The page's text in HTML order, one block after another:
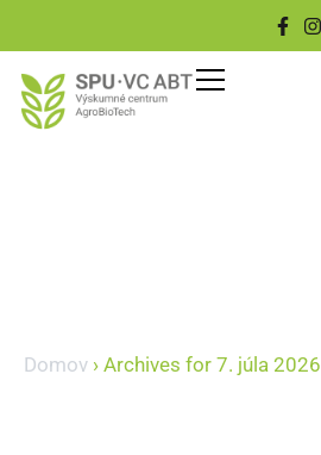
Domov › Archives for 7. júla 2026